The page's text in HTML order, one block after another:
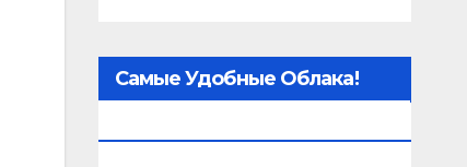
Самые Удобные Облака!